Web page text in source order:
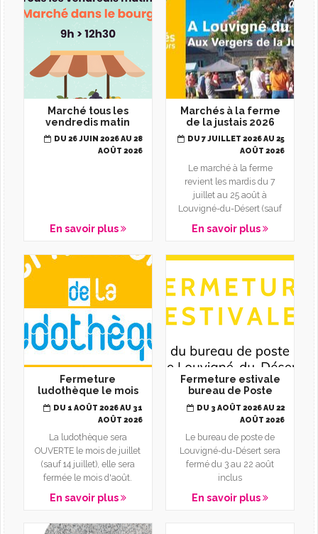
Marché tous les
vendredis matin
DU 26 JUIN 2026 AU 28
AOÛT 2026
En savoir plus
Marchés à la ferme
de la justais 2026
DU 7 JUILLET 2026 AU 25
AOÛT 2026
Le marché à la ferme
revient les mardis du 7
juillet au 25 août à
Louvigné-du-Désert (sauf
le 14 juillet). Rendez-vous
à...
En savoir plus
Fermeture
ludothèque le mois
d'août
DU 1 AOÛT 2026 AU 31
AOÛT 2026
La ludothèque sera
OUVERTE le mois de juillet
(sauf 14 juillet), elle sera
fermée le mois d'août.
En savoir plus
Fermeture estivale
bureau de Poste
DU 3 AOÛT 2026 AU 22
AOÛT 2026
Le bureau de poste de
Louvigné-du-Désert sera
fermé du 3 au 22 août
inclus
En savoir plus